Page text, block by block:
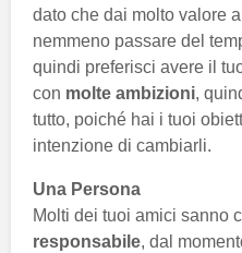
dato che dai molto valore
nemmeno passare del
quindi preferisci avere il
con molte ambizioni,
tutto, poiché hai i tuoi
intenzione di cambiarli.
Una Persona
Molti dei tuoi amici sanno
responsabile, dal